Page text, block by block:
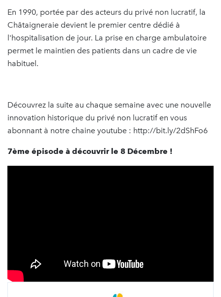
En 1990, portée par des acteurs du privé non lucratif, la
Châtaigneraie devient le premier centre dédié à
l'hospitalisation de jour. La prise en charge ambulatoire
permet le maintien des patients dans un cadre de vie
habituel.
Découvrez la suite au chaque semaine avec une nouvelle
innovation historique du privé non lucratif en vous
abonnant à notre chaine youtube : http://bit.ly/2dShFo6
7ème épisode à découvrir le 8 Décembre !